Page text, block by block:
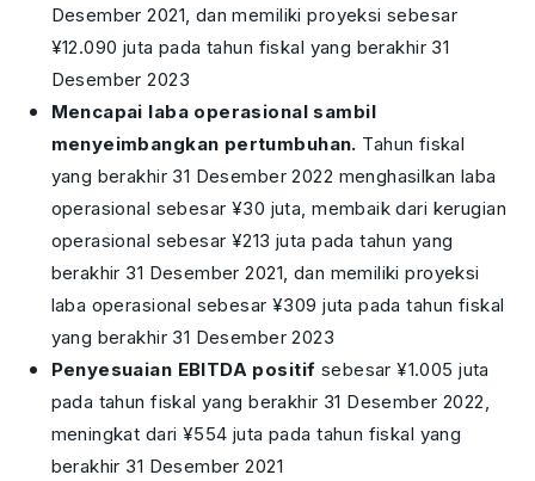
Desember 2021, dan memiliki proyeksi sebesar
¥12.090 juta pada tahun fiskal yang berakhir 31
Desember 2023
Mencapai laba operasional sambil
menyeimbangkan pertumbuhan. Tahun fiskal
yang berakhir 31 Desember 2022 menghasilkan laba
operasional sebesar ¥30 juta, membaik dari kerugian
operasional sebesar ¥213 juta pada tahun yang
berakhir 31 Desember 2021, dan memiliki proyeksi
laba operasional sebesar ¥309 juta pada tahun fiskal
yang berakhir 31 Desember 2023
Penyesuaian EBITDA positif sebesar ¥1.005 juta
pada tahun fiskal yang berakhir 31 Desember 2022,
meningkat dari ¥554 juta pada tahun fiskal yang
berakhir 31 Desember 2021